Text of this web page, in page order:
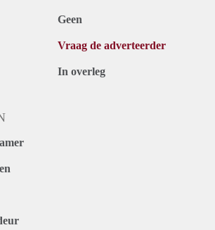
Geen
Vraag de adverteerder
In overleg